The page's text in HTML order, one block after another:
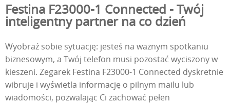
Festina F23000-1 Connected - Twój
inteligentny partner na co dzień
Wyobraź sobie sytuację: jesteś na ważnym spotkaniu
biznesowym, a Twój telefon musi pozostać wyciszony w
kieszeni. Zegarek Festina F23000-1 Connected dyskretnie
wibruje i wyświetla informację o pilnym mailu lub
wiadomości, pozwalając Ci zachować pełen